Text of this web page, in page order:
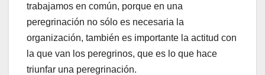
trabajamos en común, porque en una
peregrinación no sólo es necesaria la
organización, también es importante la actitud con
la que van los peregrinos, que es lo que hace
triunfar una peregrinación.